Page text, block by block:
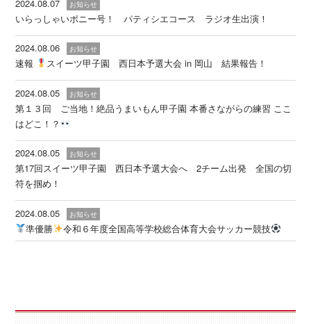
2024.08.07 お知らせ
いらっしゃいポニー号！ パティシエコース ラジオ生出演！
2024.08.06 お知らせ
速報 スイーツ甲子園 西日本予選大会 in 岡山 結果報告！
2024.08.05 お知らせ
第１３回 ご当地！絶品うまいもん甲子園 本番さながらの練習 ここ
はどこ！？
2024.08.05 お知らせ
第17回スイーツ甲子園 西日本予選大会へ 2チーム出発 全国の切
符を掴め！
2024.08.05 お知らせ
準優勝 令和６年度全国高等学校総合体育大会サッカー競技